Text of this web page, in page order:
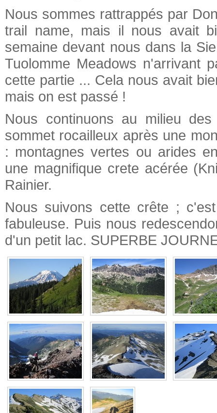
Nous sommes rattrappés par
trail name, mais il nous avait
semaine devant nous dans la
Tuolomme Meadows n'arrivant
cette partie ... Cela nous avait
mais on est passé !
Nous continuons au milieu
sommet rocailleux après une
: montagnes vertes ou arides
une magnifique crete acérée
Rainier.
Nous suivons cette crête ;
fabuleuse. Puis nous
d'un petit lac. SUPERBE